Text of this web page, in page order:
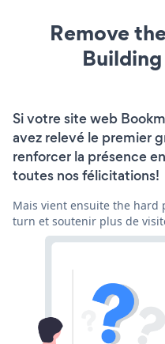
Remove
Si votre site web
avez relevé le premier
renforcer la présence
toutes nos félicitations!
Mais vient ensuite the hard
turn et soutenir plus de